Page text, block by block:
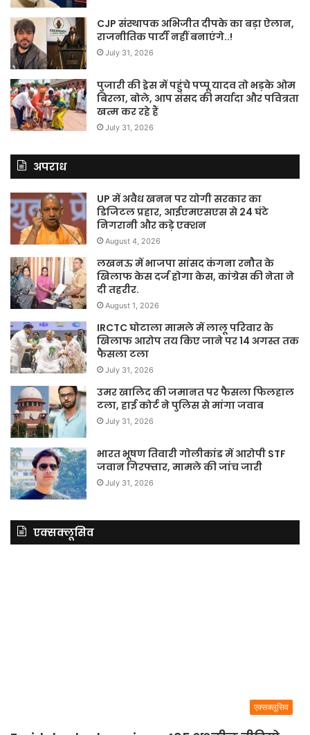
CJP संस्थापक अभिजीत दीपके का बड़ा ऐलान,
राजनीतिक पार्टी नहीं बनाएंगे..!
July 31, 2026
पुजारी की ड्रेस में पहुंचे पप्पू यादव तो भड़के ओम
बिरला, बोले, आप संसद की मर्यादा और पवित्रता
खत्म कर रहे हैं
July 31, 2026
अपराध
UP में अवैध खनन पर योगी सरकार का
डिजिटल प्रहार, आईएमएसएस से 24 घंटे
निगरानी और कड़े एक्शन
August 4, 2026
लखनऊ में भाजपा सांसद कंगना रनौत के
खिलाफ केस दर्ज होगा केस, कांग्रेस की नेता ने
दी तहरीर.
August 1, 2026
IRCTC घोटाला मामले में लालू परिवार के
खिलाफ आरोप तय किए जाने पर 14 अगस्त तक
फैसला टला
July 31, 2026
उमर खालिद की जमानत पर फैसला फिलहाल
टला, हाई कोर्ट ने पुलिस से मांगा जवाब
July 31, 2026
भारत भूषण तिवारी गोलीकांड में आरोपी STF
जवान गिरफ्तार, मामले की जांच जारी
July 31, 2026
एक्सक्लूसिव
एक्सक्लूसिव